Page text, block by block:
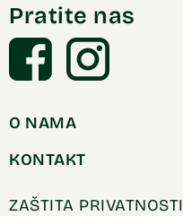
Pratite nas
O NAMA
KONTAKT
ZAŠTITA PRIVATNOSTI